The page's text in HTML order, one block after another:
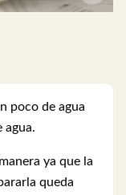
poco de agua
agua.
ya que la
queda